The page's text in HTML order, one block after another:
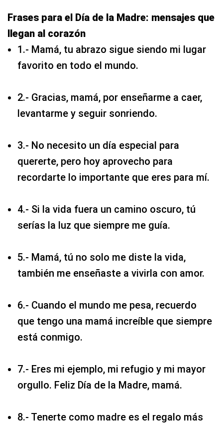
Frases para el Día de la Madre: mensajes que
llegan al corazón
1.- Mamá, tu abrazo sigue siendo mi lugar
favorito en todo el mundo.
2.- Gracias, mamá, por enseñarme a caer,
levantarme y seguir sonriendo.
3.- No necesito un día especial para
quererte, pero hoy aprovecho para
recordarte lo importante que eres para mí.
4.- Si la vida fuera un camino oscuro, tú
serías la luz que siempre me guía.
5.- Mamá, tú no solo me diste la vida,
también me enseñaste a vivirla con amor.
6.- Cuando el mundo me pesa, recuerdo
que tengo una mamá increíble que siempre
está conmigo.
7.- Eres mi ejemplo, mi refugio y mi mayor
orgullo. Feliz Día de la Madre, mamá.
8.- Tenerte como madre es el regalo más